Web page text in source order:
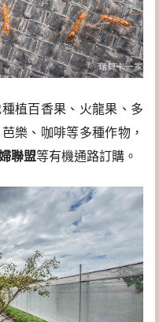
植百香果、火龍果、多
樂、咖啡等多種作物，
聯盟等有機通路訂購。